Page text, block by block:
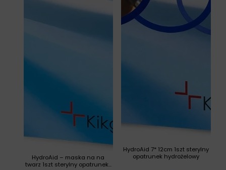
HydroAid 7* 12cm 1szt sterylny
opatrunek hydrożelowy
HydroAid – maska na na
twarz 1szt sterylny opatrunek...